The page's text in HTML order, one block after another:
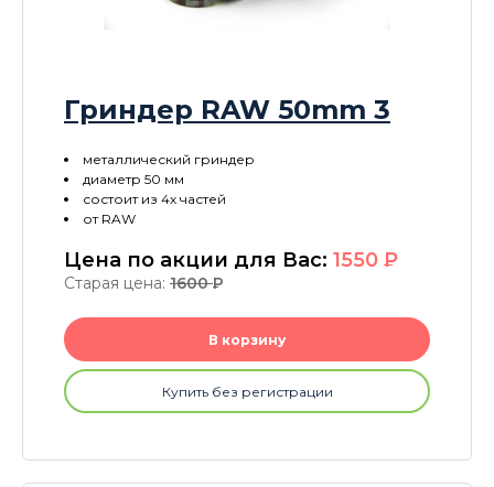
Гриндер RAW 50mm 3
металлический гриндер
диаметр 50 мм
состоит из 4х частей
от RAW
Цена по акции для Вас: 1550 P
Старая цена: 1600P
В корзину
Купить без регистрации